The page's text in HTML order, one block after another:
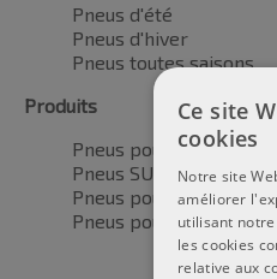
Pneus d'été
Pneus d'hiver
Pneus toutes saisons
Produits
Pneus pour voitures
Pneus SUV / 4x4
Pneus pour
Pneus pour motos
Ce site
cookies
Notre site
améliorer
utilisant notre
les cookies
relative aux